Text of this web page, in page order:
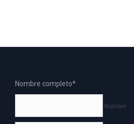
Nombre completo*
Nombre